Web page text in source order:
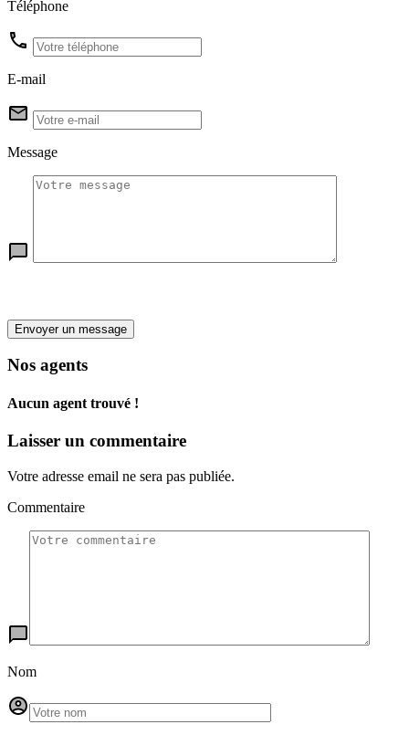
Téléphone
E-mail
Message
Envoyer un message
Nos agents
Aucun agent trouvé !
Laisser un commentaire
Votre adresse email ne sera pas publiée.
Commentaire
Nom